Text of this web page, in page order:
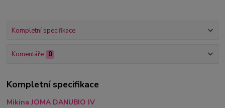
Kompletní specifikace
Komentáře 0
Kompletní specifikace
Mikina JOMA DANUBIO IV